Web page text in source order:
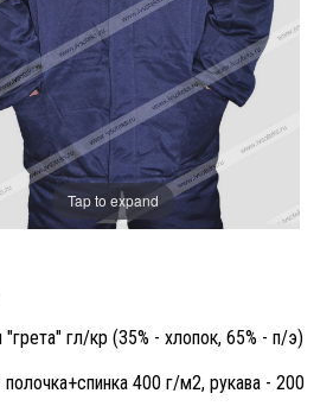
Tap to expand
гл/кр (35% - хлопок, 65% - п/э)
полочка+спинка 400 г/м2, рукава - 200